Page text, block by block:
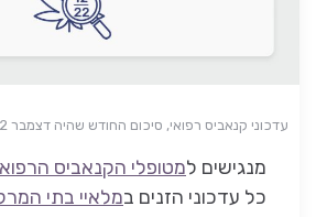
עדכוני קנאביס רפואי, סיכום החודש שהיה דצמבר 22
מנגישים למטופלי הקנאביס
כל עדכוני הזנים במלאיי בתי